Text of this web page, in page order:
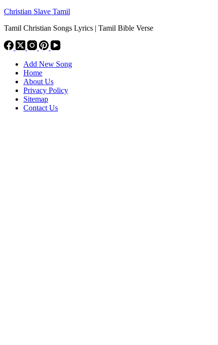
Christian Slave Tamil
Tamil Christian Songs Lyrics | Tamil Bible Verse
Add New Song
Home
About Us
Privacy Policy
Sitemap
Contact Us